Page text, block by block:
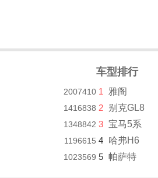
2007410
1416838
1348842
1196615
1023569
车型排行
1 雅阁
2 别克GL8
3 宝马5系
4 哈弗H6
5 帕萨特